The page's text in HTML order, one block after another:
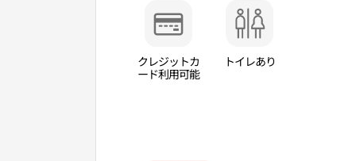
クレジットカ
ード利用可能
トイレあり